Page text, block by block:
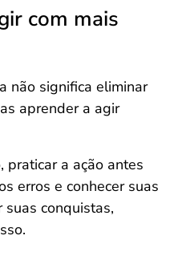
com mais
não significa eliminar
aprender a agir
praticar a ação antes
erros e conhecer suas
suas conquistas,